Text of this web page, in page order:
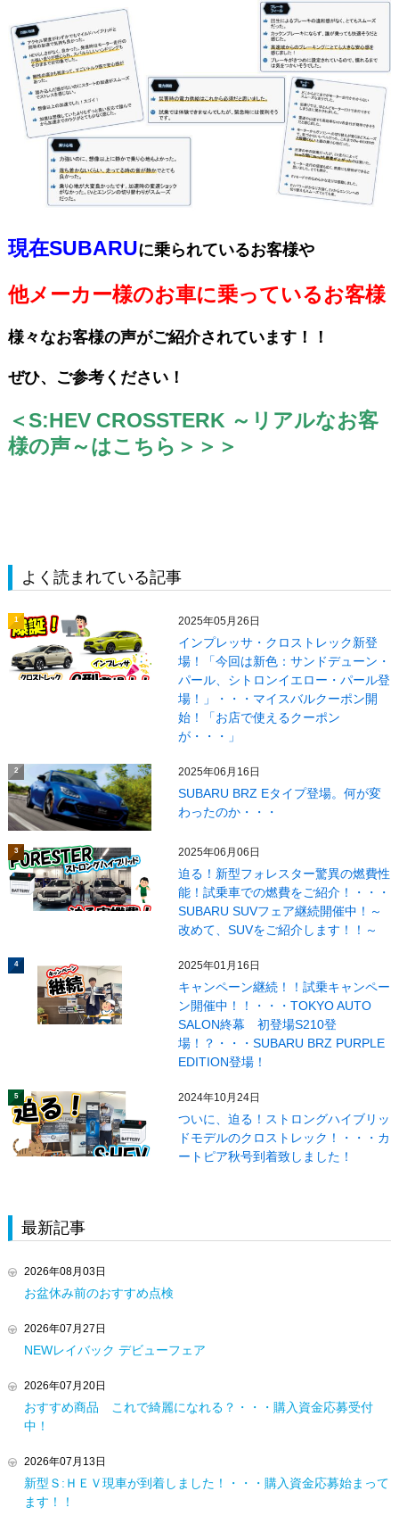
現在SUBARUに乗られているお客様や
他メーカー様のお車に乗っているお客様
様々なお客様の声がご紹介されています！！
ぜひ、ご参考ください！
＜S:HEV CROSSTERK ～リアルなお客
様の声～はこちら＞＞＞
よく読まれている記事
1 2025年05月26日
インプレッサ・クロストレック新登
場！「今回は新色：サンドデューン・
パール、シトロンイエロー・パール登
場！」・・・マイスバルクーポン開
始！「お店で使えるクーポン
が・・・」
2 2025年06月16日
SUBARU BRZ Eタイプ登場。何が変
わったのか・・・
3 2025年06月06日
迫る！新型フォレスター驚異の燃費性
能！試乗車での燃費をご紹介！・・・
SUBARU SUVフェア継続開催中！～
改めて、SUVをご紹介します！！～
4 2025年01月16日
キャンペーン継続！！試乗キャンペー
ン開催中！！・・・TOKYO AUTO
SALON終幕 初登場S210登
場！？・・・SUBARU BRZ PURPLE
EDITION登場！
5 2024年10月24日
ついに、迫る！ストロングハイブリッ
ドモデルのクロストレック！・・・カ
ートピア秋号到着致しました！
最新記事
2026年08月03日
お盆休み前のおすすめ点検
2026年07月27日
NEWレイバック デビューフェア
2026年07月20日
おすすめ商品 これで綺麗になれる？・・・購入資金応募受付
中！
2026年07月13日
新型Ｓ:ＨＥＶ現車が到着しました！・・・購入資金応募始まって
ます！！